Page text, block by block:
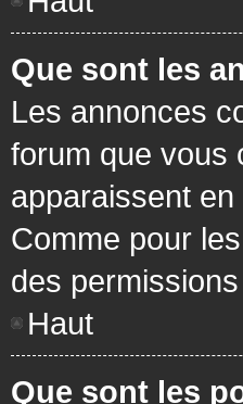
Que sont les
Les annonces
forum que vous
apparaissent
Comme pour
des
Haut
Que sont les